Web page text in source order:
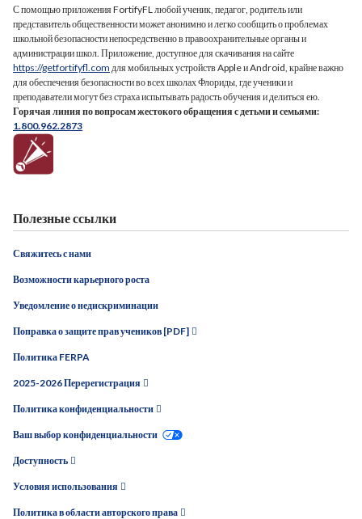
С помощью приложения FortifyFL любой ученик, педагог, родитель или
представитель общественности может анонимно и легко сообщить о проблемах
школьной безопасности непосредственно в правоохранительные органы и
администрации школ. Приложение, доступное для скачивания на сайте
https://getfortifyfl.com для мобильных устройств Apple и Android, крайне важно
для обеспечения безопасности во всех школах Флориды, где ученики и
преподаватели могут без страха испытывать радость обучения и делиться ею.
Горячая линия по вопросам жестокого обращения с детьми и семьями:
1.800.962.2873
Полезные ссылки
Свяжитесь с нами
Возможности карьерного роста
Уведомление о недискриминации
Поправка о защите прав учеников [PDF]
Политика FERPA
2025-2026 Перерегистрация
Политика конфиденциальности
Ваш выбор конфиденциальности
Доступность
Условия использования
Политика в области авторского права